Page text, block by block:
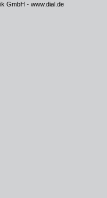
GmbH - www.dial.de